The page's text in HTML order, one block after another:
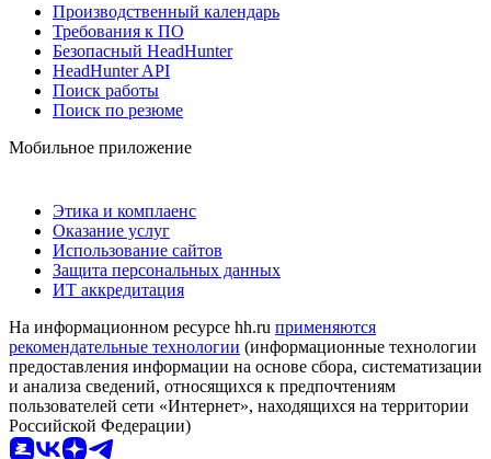
Производственный календарь
Требования к ПО
Безопасный HeadHunter
HeadHunter API
Поиск работы
Поиск по резюме
Мобильное приложение
Этика и комплаенс
Оказание услуг
Использование сайтов
Защита персональных данных
ИТ аккредитация
На информационном ресурсе hh.ru применяются
рекомендательные технологии (информационные технологии
предоставления информации на основе сбора, систематизации
и анализа сведений, относящихся к предпочтениям
пользователей сети «Интернет», находящихся на территории
Российской Федерации)